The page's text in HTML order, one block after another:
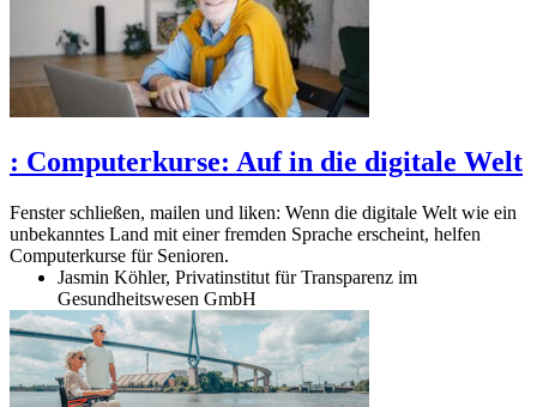
: Computerkurse: Auf in die digitale Welt
Fenster schließen, mailen und liken: Wenn die digitale Welt wie ein
unbekanntes Land mit einer fremden Sprache erscheint, helfen
Computerkurse für Senioren.
Jasmin Köhler, Privatinstitut für Transparenz im
Gesundheitswesen GmbH